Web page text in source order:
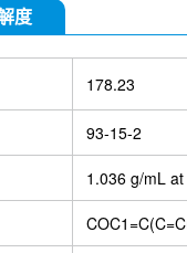
mAb) [B17N21]
Molsidomine
N-Acetylneuraminic acid
Anethole
Acetylglucosamine
)-Glucose
Itaconic acid
EGCG Octaacetate
control-InVivo
Antibody (Rabbit mAb)
Antibody [PK136]
度
178.23
93-15-2
1.036 g/mL at